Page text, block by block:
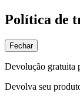
Política de
Fechar
Devolução gratuita
Devolva seu